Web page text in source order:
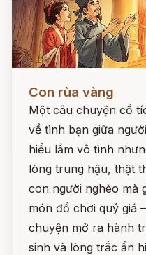
Con rùa vàng
Một câu chuyện cổ
về tình bạn giữa
hiểu lầm vô tình
lòng trung hậu, thật
con người nghèo mà
món đồ chơi quý giá
chuyện mở ra hành
sinh và lòng trắc ẩn